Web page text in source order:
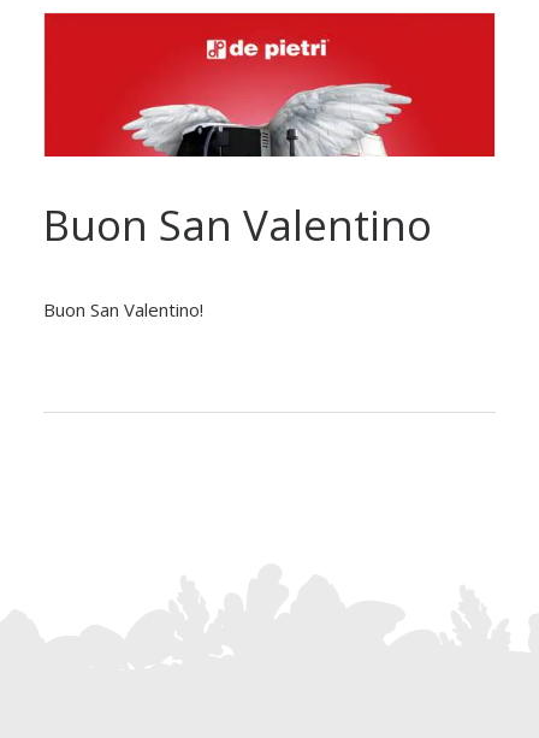
Buon San Valentino
Buon San Valentino!